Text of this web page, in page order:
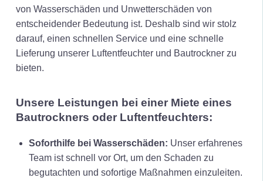
von Wasserschäden und Unwetterschäden von
entscheidender Bedeutung ist. Deshalb sind wir stolz
darauf, einen schnellen Service und eine schnelle
Lieferung unserer Luftentfeuchter und Bautrockner zu
bieten.
Unsere Leistungen bei einer Miete eines
Bautrockners oder Luftentfeuchters:
Soforthilfe bei Wasserschäden: Unser erfahrenes
Team ist schnell vor Ort, um den Schaden zu
begutachten und sofortige Maßnahmen einzuleiten.